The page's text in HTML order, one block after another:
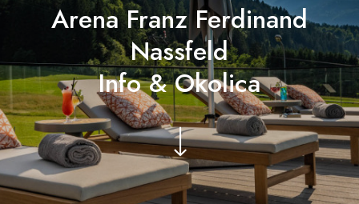
Arena Franz Ferdinand
Nassfeld
Info & Okolica